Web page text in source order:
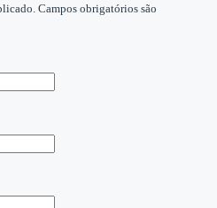
Campos obrigatórios são